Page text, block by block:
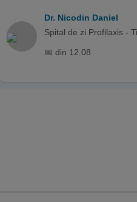
Dr. Nicodin Daniel
Spital de zi Profilaxis -
📅 din 12.08